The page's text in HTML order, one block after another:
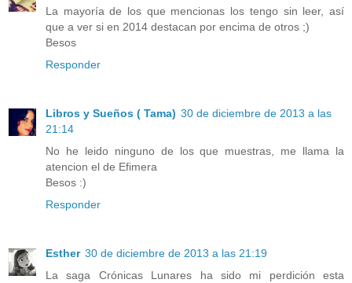
La mayoría de los que mencionas los tengo sin leer, así
que a ver si en 2014 destacan por encima de otros ;)
Besos
Responder
Libros y Sueños ( Tama) 30 de diciembre de 2013 a las
21:14
No he leido ninguno de los que muestras, me llama la
atencion el de Efimera
Besos :)
Responder
Esther 30 de diciembre de 2013 a las 21:19
La saga Crónicas Lunares ha sido mi perdición esta